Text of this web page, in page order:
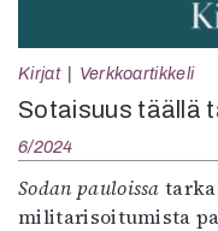
Kirjat Verkkoartikkeli
Sotaisuus täällä
6/2024
Sodan pauloissa
militarisoitumista